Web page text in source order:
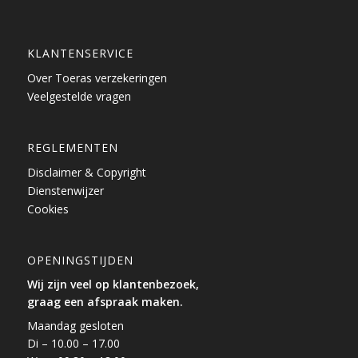
KLANTENSERVICE
Over Toeras verzekeringen
Veelgestelde vragen
REGLEMENTEN
Disclaimer & Copyright
Dienstenwijzer
Cookies
OPENINGSTIJDEN
Wij zijn veel op klantenbezoek,
graag een afspraak maken.
Maandag gesloten
Di – 10.00 – 17.00